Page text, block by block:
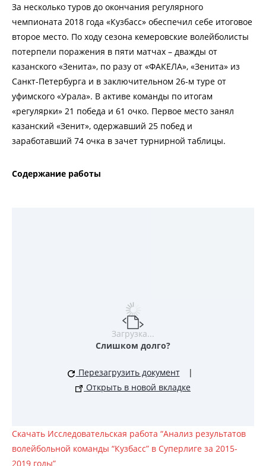
За несколько туров до окончания регулярного
чемпионата 2018 года «Кузбасс» обеспечил себе итоговое
второе место. По ходу сезона кемеровские волейболисты
потерпели поражения в пяти матчах – дважды от
казанского «Зенита», по разу от «ФАКЕЛА», «Зенита» из
Санкт-Петербурга и в заключительном 26-м туре от
уфимского «Урала». В активе команды по итогам
«регулярки» 21 победа и 61 очко. Первое место занял
казанский «Зенит», одержавший 25 побед и
заработавший 74 очка в зачет турнирной таблицы.
Содержание работы
Загрузка...
Слишком долго?
Перезагрузить документ
|
Открыть в новой вкладке
Скачать Исследовательская работа “Анализ результатов
волейбольной команды “Кузбасс” в Суперлиге за 2015-
2019 годы”